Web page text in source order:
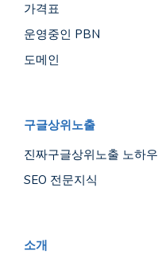
가격표
운영중인 PBN
도메인
구글상위노출
진짜구글상위노출 노하우
SEO 전문지식
소개